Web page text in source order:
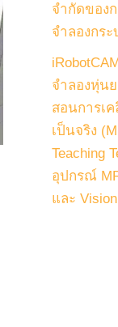
จำกัดของ
จำลองกร
จำลองหุ่น
สอนการเ
เป็นจริง
Teaching
อุปกรณ์
และ